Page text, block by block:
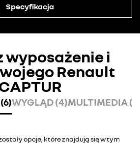
Specyfikacja
wyposażenie i
Renault
WYGLĄD (4)MULTIMEDIA
opcje, które znajdują się w tym